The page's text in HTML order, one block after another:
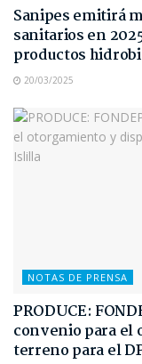
Sanipes emitirá
sanitarios en
productos
20/03/2025
NOTAS DE PRENSA
PRODUCE:
convenio para
terreno para el